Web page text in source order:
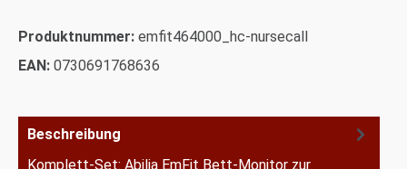
Produktnummer: emfit464000_hc-nursecall
EAN: 0730691768636
Beschreibung
Komplett-Set: Abilia EmFit Bett-Monitor zur